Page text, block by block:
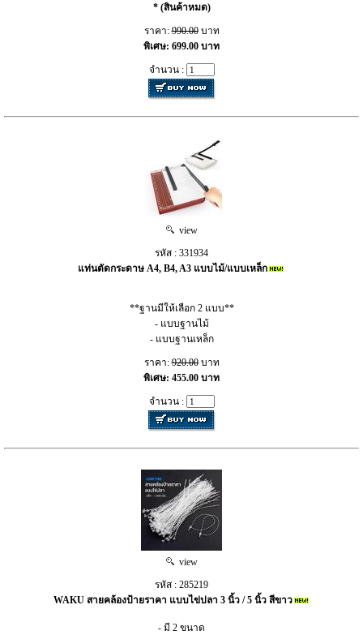
* (สินค้าหมด)
ราคา:990.00บาท
พิเศษ: 699.00 บาท
จำนวน :
view
รหัส : 331934
แท่นตัดกระดาษ A4, B4, A3 แบบไม้/แบบเหล็ก
**ฐานมีให้เลือก 2 แบบ**
- แบบฐานไม้
- แบบฐานเหล็ก
ราคา:920.00บาท
พิเศษ: 455.00 บาท
จำนวน :
view
รหัส : 285219
WAKU สายคล้องป้ายราคา แบบไข่ปลา 3 นิ้ว / 5 นิ้ว สีขาว
- มี 2 ขนาด